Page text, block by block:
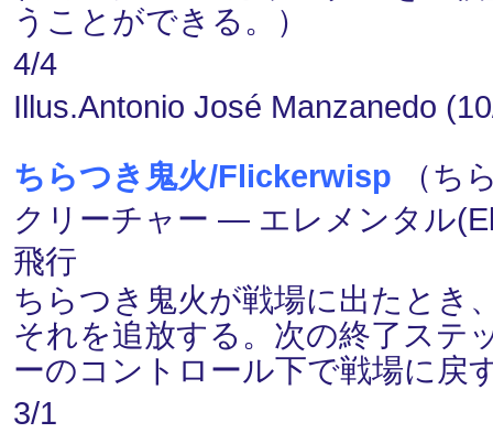
うことができる。）
4/4
Illus.Antonio José Manzanedo
ちらつき鬼火/Flickerwisp （ち
クリーチャー ― エレメンタル
飛行
ちらつき鬼火が戦場に出たとき
それを追放する。次の終了ステ
ーのコントロール下で戦場に戻
3/1